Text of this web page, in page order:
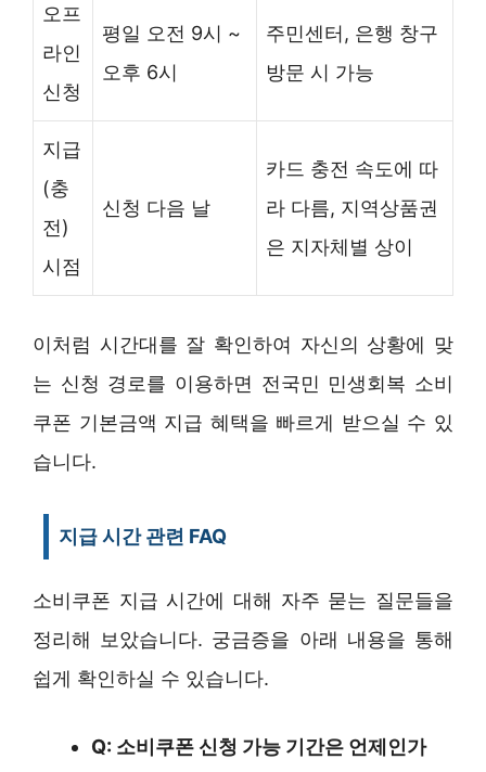
오프
라인
신청
평일 오전 9시 ~
오후 6시
주민센터, 은행 창구
방문 시 가능
지급
(충
전)
시점
신청 다음 날
카드 충전 속도에 따
라 다름, 지역상품권
은 지자체별 상이
이처럼 시간대를 잘 확인하여 자신의 상황에 맞
는 신청 경로를 이용하면 전국민 민생회복 소비
쿠폰 기본금액 지급 혜택을 빠르게 받으실 수 있
습니다.
지급 시간 관련 FAQ
소비쿠폰 지급 시간에 대해 자주 묻는 질문들을
정리해 보았습니다. 궁금증을 아래 내용을 통해
쉽게 확인하실 수 있습니다.
Q: 소비쿠폰 신청 가능 기간은 언제인가